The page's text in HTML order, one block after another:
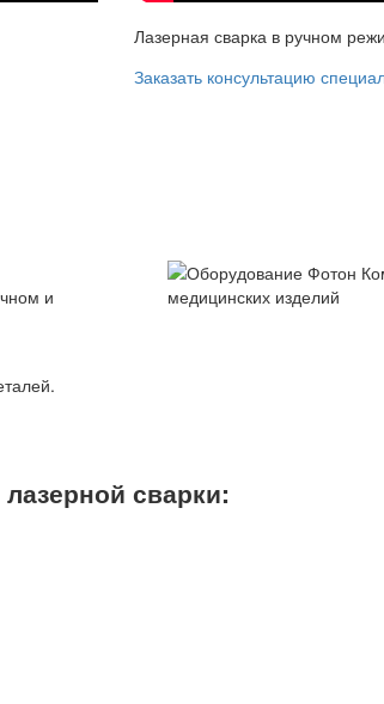
Лазерная сварка в ручном
Заказать консультацию
и
сварки: